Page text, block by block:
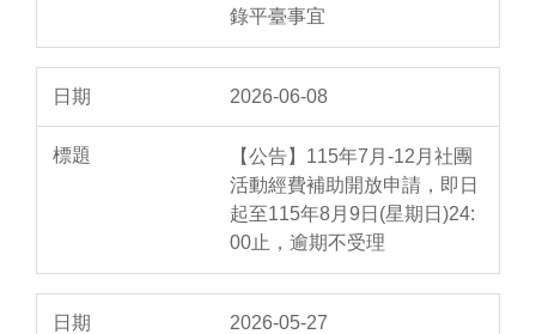
錄平臺事宜
2026-06-08
【公告】115年7月-12月社團
活動經費補助開放申請，即日
起至115年8月9日(星期日)24:
00止，逾期不受理
2026-05-27